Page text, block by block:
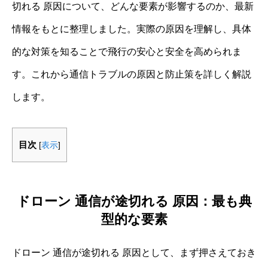
切れる 原因について、どんな要素が影響するのか、最新
情報をもとに整理しました。実際の原因を理解し、具体
的な対策を知ることで飛行の安心と安全を高められま
す。これから通信トラブルの原因と防止策を詳しく解説
します。
目次 [表示]
ドローン 通信が途切れる 原因：最も典
型的な要素
ドローン 通信が途切れる 原因として、まず押さえておき